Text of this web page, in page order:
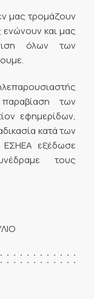
μας τρομάζουν
ενώνουν και μας
όλων των
των
εφημερίδων,
κατά των
ΕΣΗΕΑ εξέδωσε
τους